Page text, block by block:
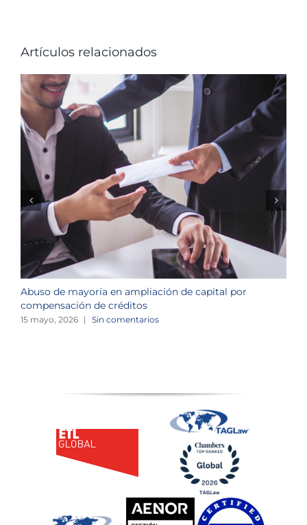
Artículos relacionados
Abuso de mayoría en ampliación de capital por
compensación de créditos
15 mayo, 2026 | Sin comentarios